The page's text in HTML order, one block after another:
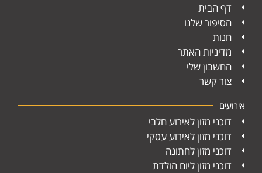
דף הבית
הסיפור שלנו
חנות
מדיניות האתר
החשבון שלי
צור קשר
אירועים
דוכני מזון לאירוע חלבי
דוכני מזון לאירוע עסקי
דוכני מזון לחתונה
דוכני מזון ליום הולדת